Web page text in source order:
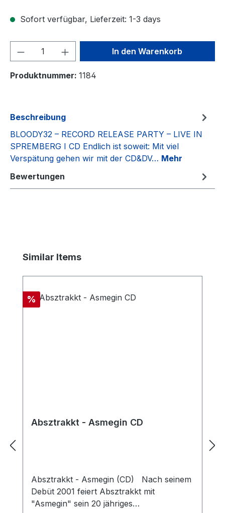
Sofort verfügbar, Lieferzeit: 1-3 days
Produkt Anzahl: Gib denIn den Warenkorb
Produktnummer: 1184
Beschreibung
BLOODY32 – RECORD RELEASE PARTY – LIVE IN
SPREMBERG I CD Endlich ist soweit: Mit viel
Verspätung gehen wir mit der CD&DV… Mehr
Bewertungen
Produktgalerie überspringen
Similar Items
Rabatt
%
Absztrakkt - Asmegin CD
Absztrakkt - Asmegin (CD) Nach seinem
Debüt 2001 feiert Absztrakkt mit
"Asmegin" sein 20 jähriges